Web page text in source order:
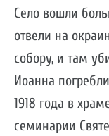
Село вошли
отвели на
собору, и там
Иоанна
1918 года в
семинарии